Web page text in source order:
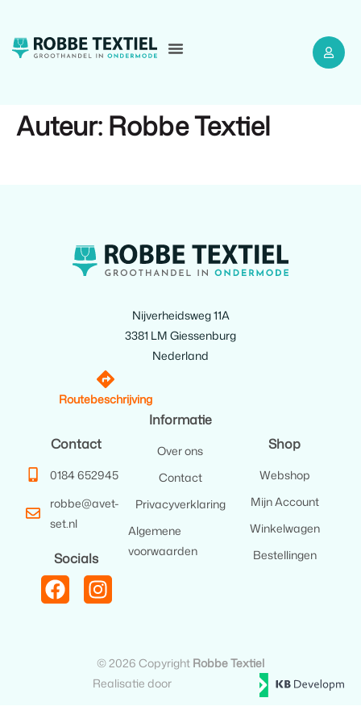
Auteur: Robbe Textiel
Nijverheidsweg 11A
3381 LM Giessenburg
Nederland
Routebeschrijving
Contact
0184 652945
robbe@avet-
set.nl
Socials
Informatie
Over ons
Contact
Privacyverklaring
Algemene
voorwaarden
Shop
Webshop
Mijn Account
Winkelwagen
Bestellingen
© 2026 Copyright Robbe Textiel
Realisatie door